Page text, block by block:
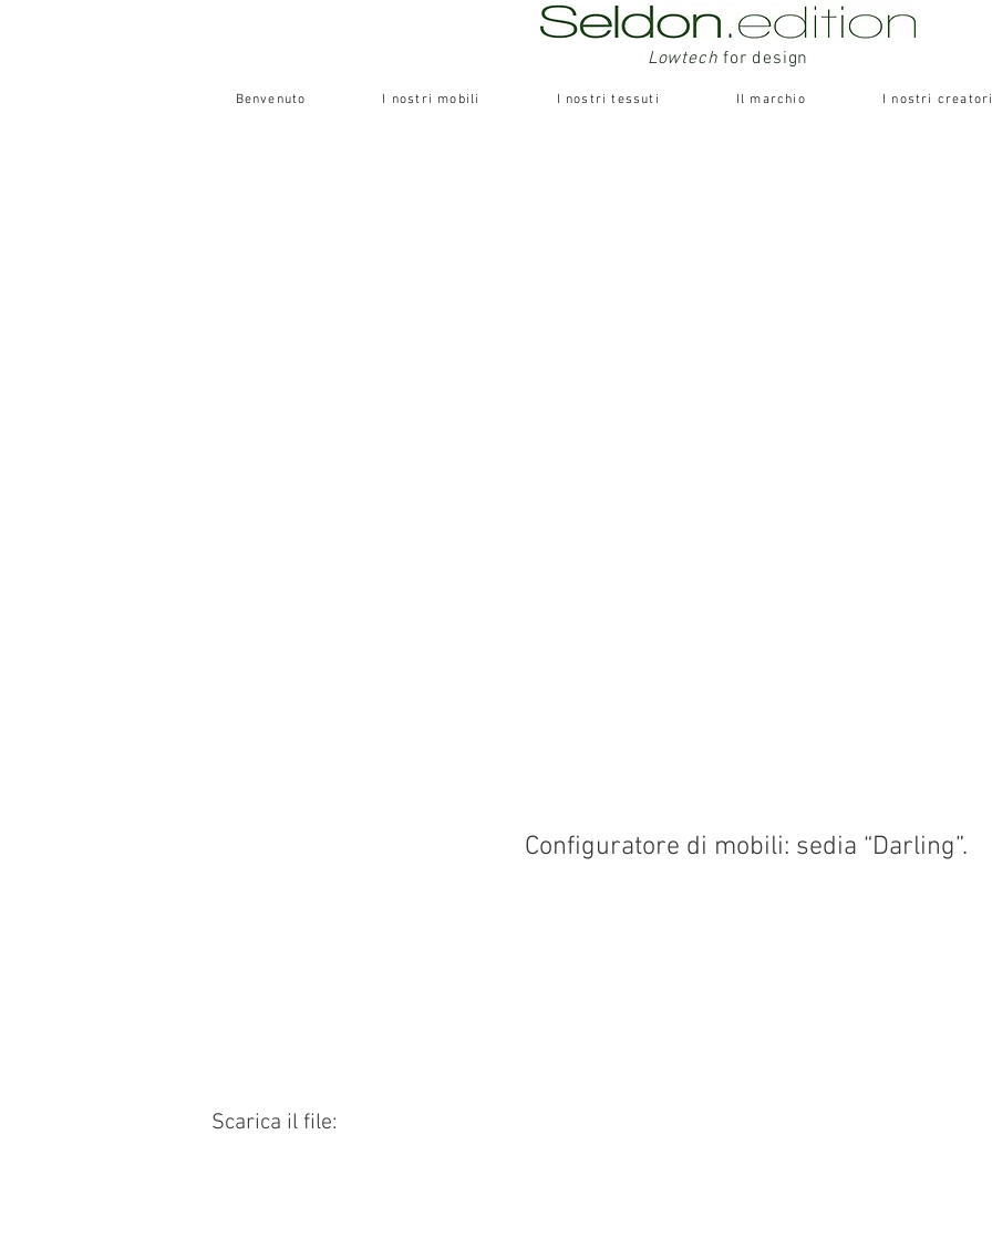
Lowtech for design
Benvenuto I nostri mobili I nostri tessuti Il marchio I nostri creatori
Configuratore di mobili: sedia “Darling”.
Scarica il file: